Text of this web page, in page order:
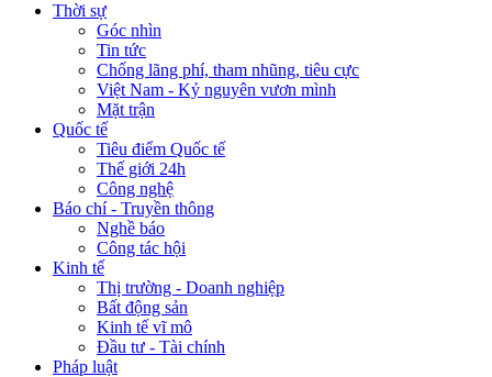
Thời sự
Góc nhìn
Tin tức
Chống lãng phí, tham nhũng, tiêu cực
Việt Nam - Kỷ nguyên vươn mình
Mặt trận
Quốc tế
Tiêu điểm Quốc tế
Thế giới 24h
Công nghệ
Báo chí - Truyền thông
Nghề báo
Công tác hội
Kinh tế
Thị trường - Doanh nghiệp
Bất động sản
Kinh tế vĩ mô
Đầu tư - Tài chính
Pháp luật